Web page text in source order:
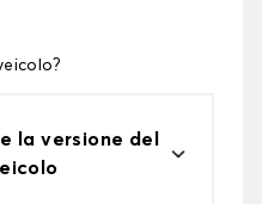
la versione del